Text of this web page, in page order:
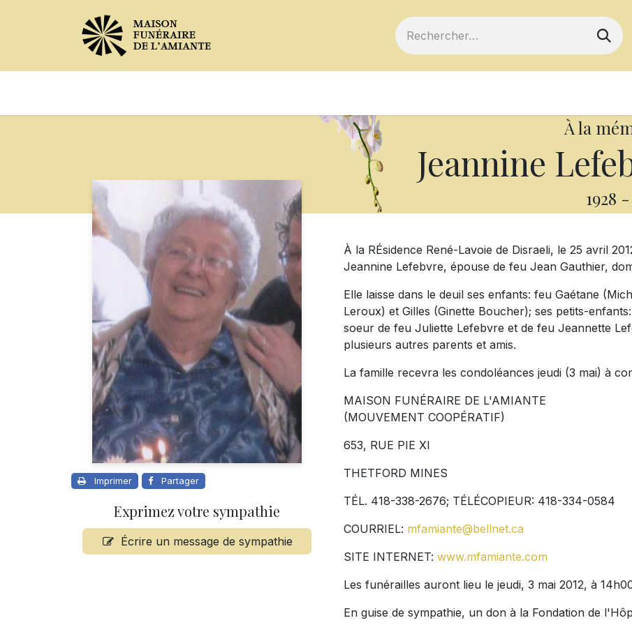
À la
Jeannine
1928 -
Imprimer Partager
Exprimez votre sympathie
Écrire un message de sympathie
À la RÉsidence René-Lavoie de Disraeli, le 25 avril
Jeannine Lefebvre, épouse de feu Jean Gauthier,
Elle laisse dans le deuil ses enfants: feu Gaétane
Leroux) et Gilles (Ginette Boucher); ses petits-
soeur de feu Juliette Lefebvre et de feu Jeannette
plusieurs autres parents et amis.
La famille recevra les condoléances jeudi (3 mai) à
MAISON FUNÉRAIRE DE L'AMIANTE
(MOUVEMENT COOPÉRATIF)
653, RUE PIE XI
THETFORD MINES
TÉL. 418-338-2676; TÉLÉCOPIEUR: 418-334-0584
COURRIEL: mfamiante@bellnet.ca
SITE INTERNET: www.mfamiante.com
Les funérailles auront lieu le jeudi, 3 mai 2012, à
En guise de sympathie, un don à la Fondation de